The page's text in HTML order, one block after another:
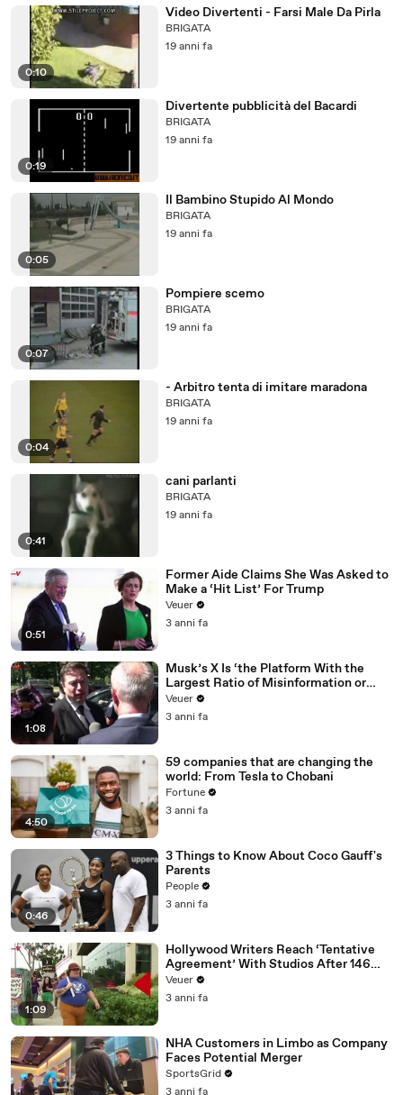
0:10
Video Divertenti - Farsi Male Da Pirla
BRIGATA
19 anni fa
0:19
Divertente pubblicità del Bacardi
BRIGATA
19 anni fa
0:05
Il Bambino Stupido Al Mondo
BRIGATA
19 anni fa
0:07
Pompiere scemo
BRIGATA
19 anni fa
0:04
- Arbitro tenta di imitare maradona
BRIGATA
19 anni fa
0:41
cani parlanti
BRIGATA
19 anni fa
0:51
Former Aide Claims She Was Asked to
Make a ‘Hit List’ For Trump
Veuer
3 anni fa
1:08
Musk’s X Is ‘the Platform With the
Largest Ratio of Misinformation or
Disinformation’ Amongst All Social
Media Platforms
Veuer
3 anni fa
4:50
59 companies that are changing the
world: From Tesla to Chobani
Fortune
3 anni fa
0:46
3 Things to Know About Coco Gauff's
Parents
People
3 anni fa
1:09
Hollywood Writers Reach ‘Tentative
Agreement’ With Studios After 146
Day Strike
Veuer
3 anni fa
NHA Customers in Limbo as Company
Faces Potential Merger
SportsGrid